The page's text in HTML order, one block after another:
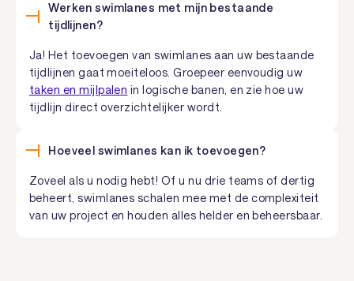
Werken swimlanes met mijn bestaande
tijdlijnen?
Ja! Het toevoegen van swimlanes aan uw bestaande
tijdlijnen gaat moeiteloos. Groepeer eenvoudig uw
taken en mijlpalen in logische banen, en zie hoe uw
tijdlijn direct overzichtelijker wordt.
Hoeveel swimlanes kan ik toevoegen?
Zoveel als u nodig hebt! Of u nu drie teams of dertig
beheert, swimlanes schalen mee met de complexiteit
van uw project en houden alles helder en beheersbaar.